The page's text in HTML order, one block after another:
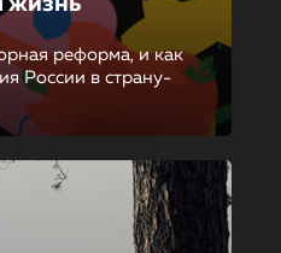
реформа, и как
России в страну-